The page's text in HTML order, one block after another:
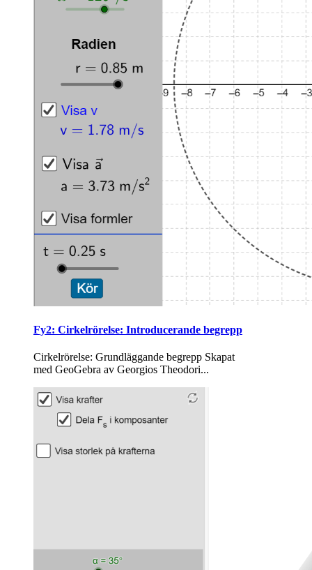
Fy2: Cirkelrörelse: Introducerande begrepp
Cirkelrörelse: Grundläggande begrepp Ska­pat
med Geo­Ge­bra av Ge­or­gi­os The­odo­ri­...